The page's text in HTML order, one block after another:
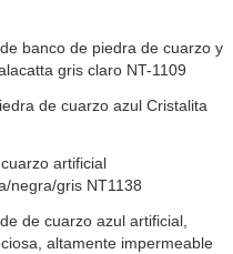
banco de piedra de cuarzo y
gris claro NT-1109
de cuarzo azul Cristalita
artificial
negra/gris NT1138
de cuarzo azul artificial,
altamente impermeable